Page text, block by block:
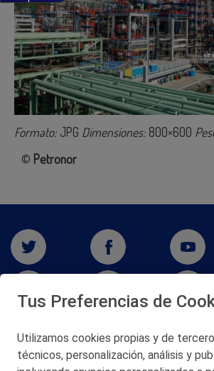
Formato: JPG Dimensiones: 800×600
© Petronor
San Martín 5-Edificio
48550 Muskiz (Bizkaia)
Tus Preferencias de
Utilizamos cookies propias y de
técnicos, personalización, análisis y